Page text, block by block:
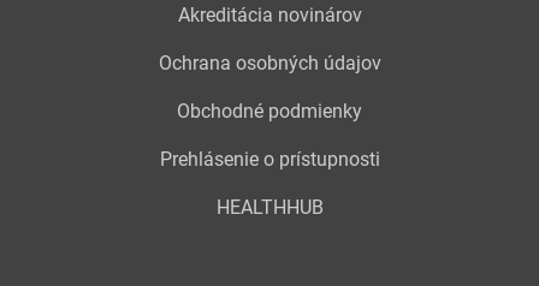
Akreditácia novinárov
Ochrana osobných údajov
Obchodné podmienky
Prehlásenie o prístupnosti
HEALTHHUB